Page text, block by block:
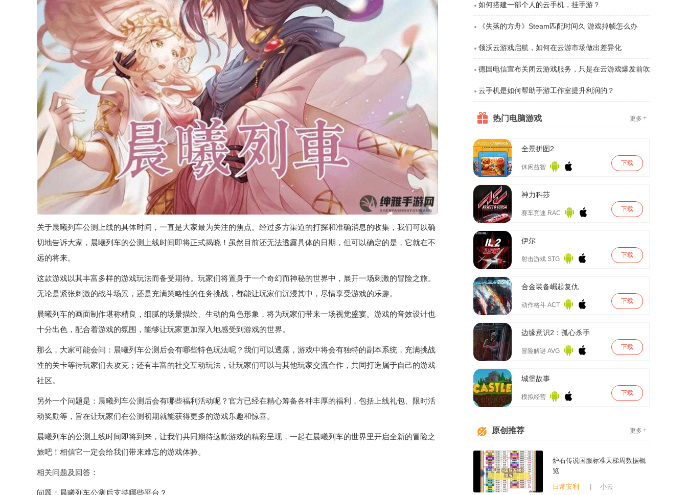
关于晨曦列车公测上线的具体时间，一直是大家最为关注的焦点。经过多方渠道的打探和准确消息的收集，我们可以确
切地告诉大家，晨曦列车的公测上线时间即将正式揭晓！虽然目前还无法透露具体的日期，但可以确定的是，它就在不
远的将来。
这款游戏以其丰富多样的游戏玩法而备受期待。玩家们将置身于一个奇幻而神秘的世界中，展开一场刺激的冒险之旅。
无论是紧张刺激的战斗场景，还是充满策略性的任务挑战，都能让玩家们沉浸其中，尽情享受游戏的乐趣。
晨曦列车的画面制作堪称精良，细腻的场景描绘、生动的角色形象，将为玩家们带来一场视觉盛宴。游戏的音效设计也
十分出色，配合着游戏的氛围，能够让玩家更加深入地感受到游戏的世界。
那么，大家可能会问：晨曦列车公测后会有哪些特色玩法呢？我们可以透露，游戏中将会有独特的副本系统，充满挑战
性的关卡等待玩家们去攻克；还有丰富的社交互动玩法，让玩家们可以与其他玩家交流合作，共同打造属于自己的游戏
社区。
另外一个问题是：晨曦列车公测后会有哪些福利活动呢？官方已经在精心筹备各种丰厚的福利，包括上线礼包、限时活
动奖励等，旨在让玩家们在公测初期就能获得更多的游戏乐趣和惊喜。
晨曦列车的公测上线时间即将到来，让我们共同期待这款游戏的精彩呈现，一起在晨曦列车的世界里开启全新的冒险之
旅吧！相信它一定会给我们带来难忘的游戏体验。
相关问题及回答：
问题：晨曦列车公测后支持哪些平台？
如何搭建一部个人的云手机，挂手游？
《失落的方舟》Steam匹配时间久 游戏掉帧怎么办
领沃云游戏启航，如何在云游市场做出差异化
德国电信宣布关闭云游戏服务，只是在云游戏爆发前吹
响了集结号
云手机是如何帮助手游工作室提升利润的？
热门电脑游戏 更多 +
全景拼图2
休闲益智
下载
神力科莎
赛车竞速 RAC
下载
伊尔
射击游戏 STG
下载
合金装备崛起复仇
动作格斗 ACT
下载
边缘意识2：孤心杀手
冒险解谜 AVG
下载
城堡故事
模拟经营
下载
原创推荐 更多 +
炉石传说国服标准天梯周数据概
览
日常安利 小云